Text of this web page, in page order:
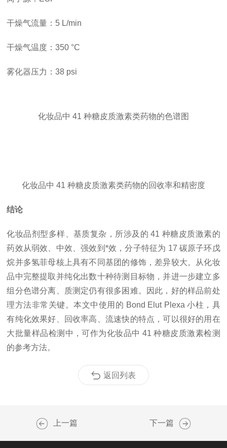
干燥气流量：5 L/min
干燥气温度：350 °C
雾化器压力：38 psi
化妆品中 41 种糖皮质激素类药物的色谱图
化妆品中 41 种糖皮质激素类药物的回收率和精密度
结论
化妆品剂型多样、基质复杂，所涉及的 41 种糖皮质激素的
药效从弱效、中效、强效到*效，分子特征为 17 碳原子环戊
烷并多氢菲母核上具有不同基团的修饰，差异较大。从化妆
品中完整提取并纯化出数十种待测目标物，并进一步建立多
组分色谱分离、质测定仍有很多困难。因此，好的样品前处
理方法非常关键。本文中使用的 Bond Elut Plexa 小柱，具
有纯化效果好、回收率高、流速快的特点，可以很好的用在
大批量样品检测中，可作为化妆品中 41 种糖皮质激素检测
的参考方法。
返回列表
上一篇 下一篇